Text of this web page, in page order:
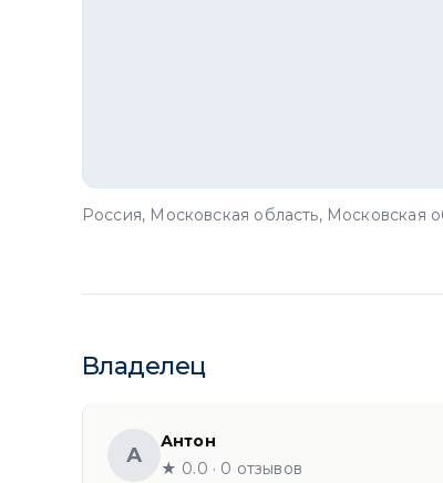
Россия, Московская область, Московская
Владелец
А
Антон
★ 0.0 · 0 отзывов